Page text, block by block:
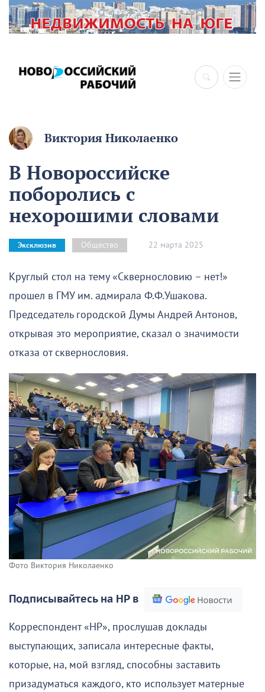
×
Виктория Николаенко
В Новороссийске
поборолись с
нехорошими словами
Эксклюзив Общество 22 марта 2025
Круглый стол на тему «Сквернословию – нет!»
прошел в ГМУ им. адмирала Ф.Ф.Ушакова.
Председатель городской Думы Андрей Антонов,
открывая это мероприятие, сказал о значимости
отказа от сквернословия.
Фото Виктория Николаенко
Подписывайтесь на НР в
Корреспондент «НР», прослушав доклады
выступающих, записала интересные факты,
которые, на, мой взгляд, способны заставить
призадуматься каждого, кто использует матерные